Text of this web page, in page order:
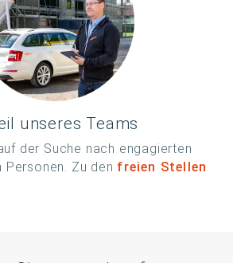
unseres Teams
der Suche nach engagierten
Zu den freien Stellen